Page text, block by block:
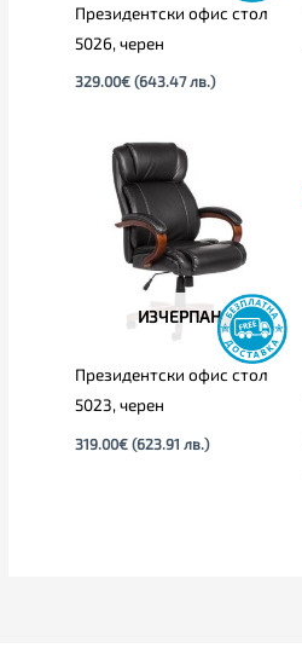
Президентски офис стол
5026, черен
329.00€ (643.47 лв.)
ИЗЧЕРПАН
Президентски офис стол
5023, черен
319.00€ (623.91 лв.)